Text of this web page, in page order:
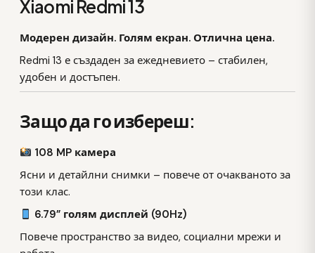
Xiaomi Redmi 13
Модерен дизайн. Голям екран. Отлична цена.
Redmi 13 е създаден за ежедневието – стабилен,
удобен и достъпен.
Защо да го избереш:
108 MP камера
Ясни и детайлни снимки – повече от очакваното за
този клас.
6.79” голям дисплей (90Hz)
Повече пространство за видео, социални мрежи и